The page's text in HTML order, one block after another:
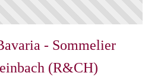
- Sommelier
(R&CH)